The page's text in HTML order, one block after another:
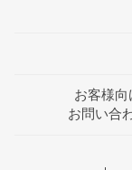
お客様向
お問い合